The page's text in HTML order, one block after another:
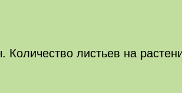
листьев на